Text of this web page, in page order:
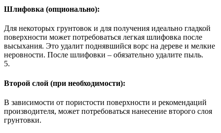
Шлифовка (опционально):
Для некоторых грунтовок и для получения идеально гладкой
поверхности может потребоваться легкая шлифовка после
высыхания. Это удалит поднявшийся ворс на дереве и мелкие
неровности. После шлифовки – обязательно удалите пыль.
5.
Второй слой (при необходимости):
В зависимости от пористости поверхности и рекомендаций
производителя, может потребоваться нанесение второго слоя
грунтовки.